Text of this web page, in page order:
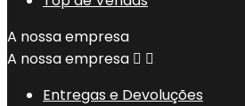
A nossa empresa
A nossa empresa  
Entregas e Devoluções